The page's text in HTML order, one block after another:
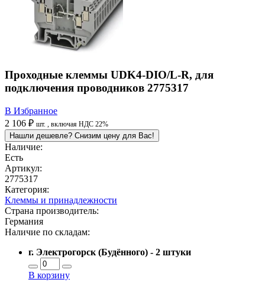
Проходные клеммы UDK4-DIO/L-R, для
подключения проводников 2775317
В Избранное
2 106 ₽ шт. , включая НДС 22%
Нашли дешевле? Снизим цену для Вас!
Наличие:
Есть
Артикул:
2775317
Категория:
Клеммы и принадлежности
Страна производитель:
Германия
Наличие по складам:
г. Электрогорск (Будённого) - 2 штуки
В корзину